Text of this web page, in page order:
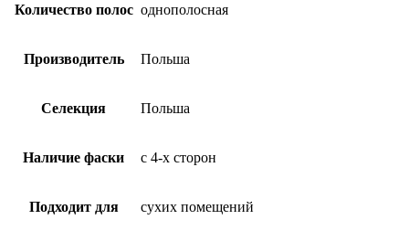
Количество полос однополосная
Производитель Польша
Селекция Польша
Наличие фаски с 4-х сторон
Подходит для сухих помещений